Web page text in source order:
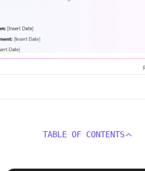
TABLE OF CONTENTS